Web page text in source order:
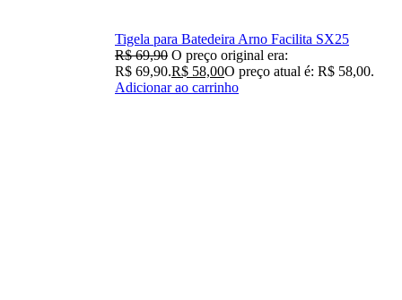
Tigela para Batedeira Arno Facilita SX25
R$69,90 O preço original era:
R$ 69,90.R$ 58,00O preço atual é: R$ 58,00.
Adicionar ao carrinho